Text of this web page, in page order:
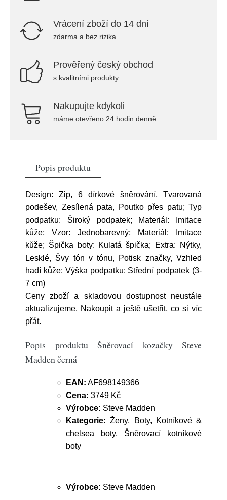
Vrácení zboží do 14 dní
zdarma a bez rizika
Prověřený český obchod
s kvalitními produkty
Nakupujte kdykoli
máme otevřeno 24 hodin denně
Popis produktu
Design: Zip, 6 dírkové šněrování, Tvarovaná
podešev, Zesílená pata, Poutko přes patu; Typ
podpatku: Široký podpatek; Materiál: Imitace
kůže; Vzor: Jednobarevný; Materiál: Imitace
kůže; Špička boty: Kulatá špička; Extra: Nýtky,
Lesklé, Švy tón v tónu, Potisk značky, Vzhled
hadí kůže; Výška podpatku: Střední podpatek (3-
7 cm)
Ceny zboží a skladovou dostupnost neustále
aktualizujeme. Nakoupit a ještě ušetřit, co si víc
přát.
Popis produktu Šněrovací kozačky Steve
Madden černá
EAN: AF698149366
Cena: 3749 Kč
Výrobce: Steve Madden
Kategorie: Ženy, Boty, Kotníkové &
chelsea boty, Šněrovací kotníkové
boty
Výrobce: Steve Madden